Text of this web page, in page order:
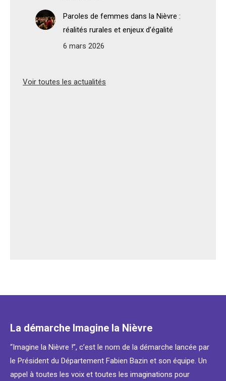
Paroles de femmes dans la Nièvre :
réalités rurales et enjeux d’égalité
6 mars 2026
Voir toutes les actualités
La démarche Imagine la Nièvre
“Imagine la Nièvre !”, c’est le nom de la démarche lancée par
le Président du Département Fabien Bazin et son équipe. Un
appel à toutes les voix et toutes les imaginations pour